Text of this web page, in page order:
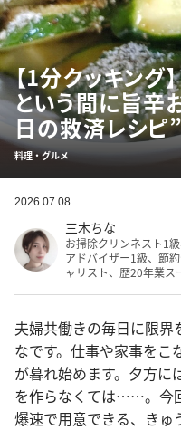
【1分クッキング
という間に旨辛
日の救済レシピ
料理・グルメ
2026.07.08
三木ちな
お掃除クリンネスト1
アドバイザー1級、節
ャリスト、歴20年業ス
夫婦共働きの毎日に限界
なです。仕事や家事をこ
が暮れ始めます。夕方に
を作らなくては……。今
爆速で用意できる、きゅ